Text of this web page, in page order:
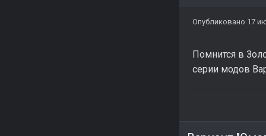
Опубликовано 17
Помнится в
серии модов